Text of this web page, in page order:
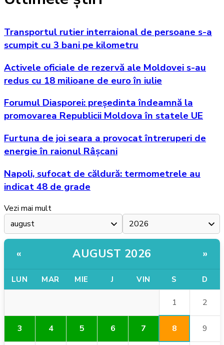
Transportul rutier interraional de persoane s-a
scumpit cu 3 bani pe kilometru
Activele oficiale de rezervă ale Moldovei s-au
redus cu 18 milioane de euro în iulie
Forumul Diasporei: președinta îndeamnă la
promovarea Republicii Moldova în statele UE
Furtuna de joi seara a provocat întreruperi de
energie în raionul Râșcani
Napoli, sufocat de căldură: termometrele au
indicat 48 de grade
Vezi mai mult
« AUGUST 2026 »
LUN MAR MIE J VIN S D
1 2
3 4 5 6 7 8 9